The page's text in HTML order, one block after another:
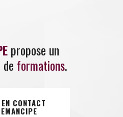
propose un
formations.
CONTACT